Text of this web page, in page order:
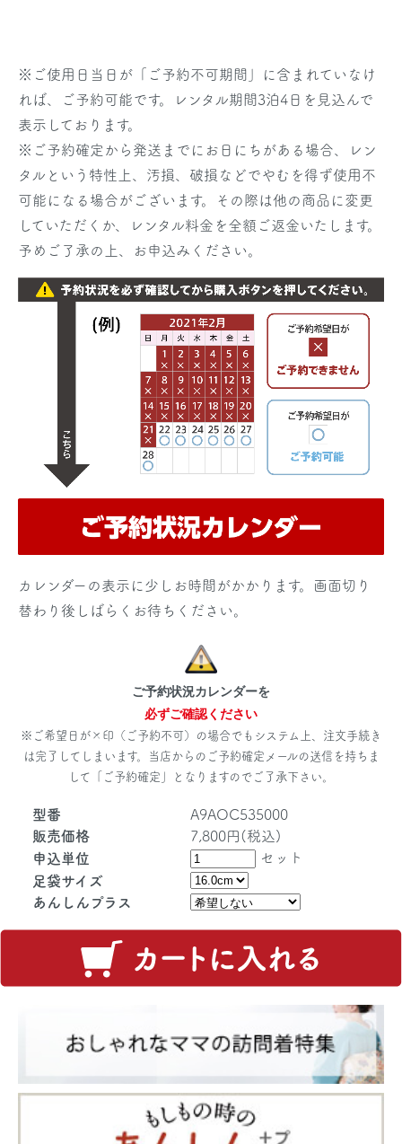
※ ご使用日当日 が「ご予約不可期間」に含まれていなけ
れば、ご予約可能です。レンタル期間3泊4日を見込んで
表示しております。
※ご予約確定から発送までにお日にちがある場合、レン
タルという特性上、汚損、破損などでやむを得ず使用不
可能になる場合がございます。その際は他の商品に変更
していただくか、レンタル料金を全額ご返金いたします。
予めご了承の上、お申込みください。
カレンダーの表示に少しお時間がかかります。画面切り
替わり後しばらくお待ちください。
ご予約状況カレンダーを
必ずご確認ください
※ご希望日が×印（ご予約不可）の場合でもシステム上、注文手続き
は完了してしまいます。当店からのご予約確定メールの送信を持ちま
して「ご予約確定」となりますのでご了承下さい。
型番
A9AOC535000
販売価格
7,800円(税込)
申込単位
セット
足袋サイズ
あんしんプラス